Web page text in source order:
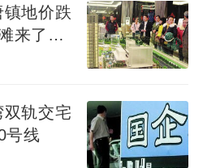
地价跌
来了两
轨交宅
号线